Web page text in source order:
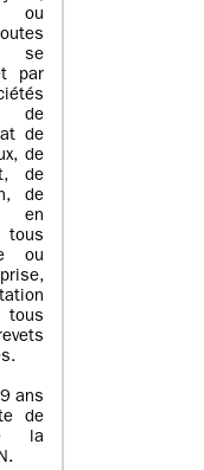
ou
se
par
de
de
de
de
de
en
tous
ou
ans
de
la